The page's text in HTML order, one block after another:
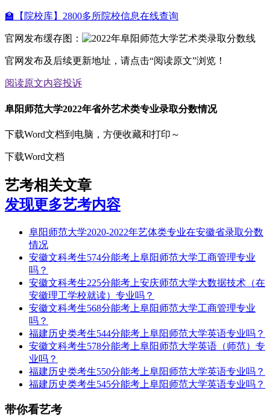
🏫【院校库】2800多所院校信息在线查询
官网发布缓存图：
官网发布及后续更新地址，请点击“阅读原文”浏览！
阅读原文内容投诉
阜阳师范大学2022年省外艺术类专业录取分数情况
下载Word文档到电脑，方便收藏和打印～
下载Word文档
艺考相关文章
发现更多艺考内容
阜阳师范大学2020-2022年艺体类专业在安徽省录取分数
情况
安徽文科考生574分能考上阜阳师范大学工商管理专业
吗？
安徽文科考生225分能考上安庆师范大学大数据技术（在
安徽理工学校就读）专业吗？
安徽文科考生568分能考上阜阳师范大学工商管理专业
吗？
福建历史类考生544分能考上阜阳师范大学英语专业吗？
安徽文科考生578分能考上阜阳师范大学英语（师范）专
业吗？
福建历史类考生550分能考上阜阳师范大学英语专业吗？
福建历史类考生545分能考上阜阳师范大学英语专业吗？
带你看艺考